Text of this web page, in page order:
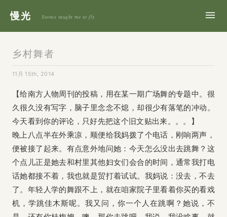
慢光 Stones taught me to fly
乡村舞者
11月 15th, 2014
【给南方人物周刊的投稿，用在某一期广场舞的专题中。很
久很久没有写字，脑子里念念不熄，却很少有落笔的冲动。
今天看到你的评论，只好先把这个旧文贴出来。。。】
晚上八点半在外乘凉，顺便给我妈拨了个电话，刚响两声，
便被接了起来。有点意外地问她：今天怎么没出去跳舞？这
个点儿正是她去和村里其他妇女们会合的时间，通常我打电
话她都接不着，我也就是贸打着试试。我妈说：没去，不去
了。年轻人学的舞跟不上，就在咱家院子里看着你买的看戏
机，学跳佳木斯呢。我又问，你一个人在跳啊？她说，不